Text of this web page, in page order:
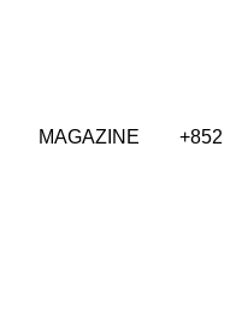
MAGAZINE +852